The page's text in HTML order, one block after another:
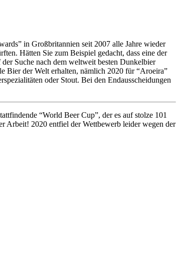
in Großbritannien seit 2007 alle Jahre wieder
Hätten Sie zum Beispiel gedacht, dass eine der
Suche nach dem weltweit besten Dunkelbier
Bier der Welt erhalten, nämlich 2020 für “Aroeira”
oder Stout. Bei den Endausscheidungen
“World Beer Cup”, der es auf stolze 101
Arbeit! 2020 entfiel der Wettbewerb leider wegen der